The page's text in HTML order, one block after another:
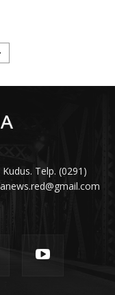
Telp. (0291)